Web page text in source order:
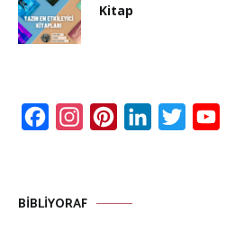
Kitap
FacebookInstagramPinterestLinkedInTwitter
BIBLIYORAF